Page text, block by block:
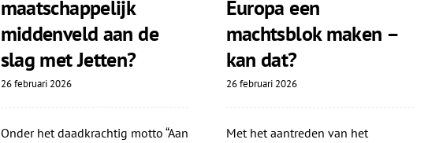
maatschappelijk
middenveld aan de
slag met Jetten?
26 februari 2026
Onder het daadkrachtig motto “Aan
Europa een
machtsblok maken –
kan dat?
26 februari 2026
Met het aantreden van het